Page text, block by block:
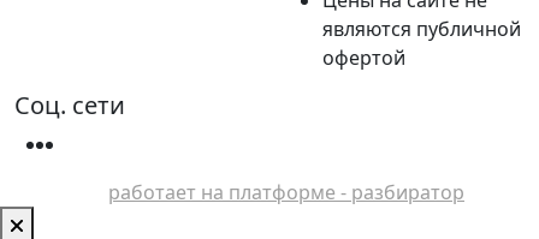
являются публичной
офертой
Соц. сети
работает на платформе - разбиратор